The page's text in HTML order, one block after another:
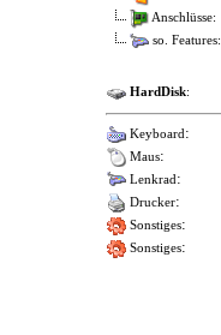
Anschlüsse:
so. Features:
HardDisk:
Keyboard:
Maus:
Lenkrad:
Drucker:
Sonstiges:
Sonstiges: